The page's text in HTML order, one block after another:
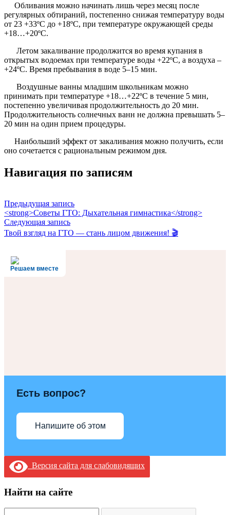
Обливания можно начинать лишь через месяц после
регулярных обтираний, постепенно снижая температуру воды
от 23 +33ºС до +18ºС, при температуре окружающей среды
+18…+20ºС.
Летом закаливание продолжится во время купания в
открытых водоемах при температуре воды +22ºС, а воздуха –
+24ºС. Время пребывания в воде 5–15 мин.
Воздушные ванны младшим школьникам можно
принимать при температуре +18…+22ºС в течение 5 мин,
постепенно увеличивая продолжительность до 20 мин.
Продолжительность солнечных ванн не должна превышать 5–
20 мин на один прием процедуры.
Наибольший эффект от закаливания можно получить, если
оно сочетается с рациональным режимом дня.
Навигация по записям
Предыдущая запись
<strong>Советы ГТО: Дыхательная гимнастика</strong>
Следующая запись
Твой взгляд на ГТО — стань лицом движения! 🎬
Решаем вместе
Есть вопрос?
Напишите об этом
Версия сайта для слабовидящих
Найти на сайте